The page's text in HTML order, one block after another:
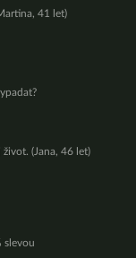
41 let)
(Jana, 46 let)
slevou